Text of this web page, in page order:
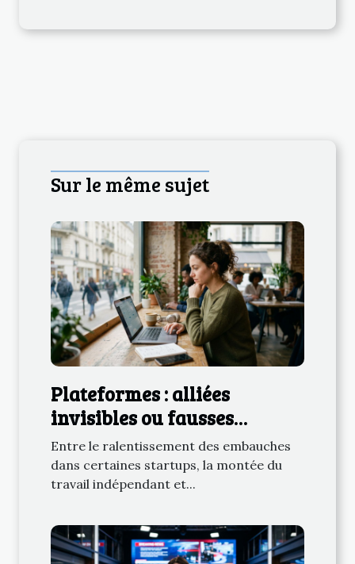
Sur le même sujet
Plateformes : alliées
invisibles ou fausses
promesses pour les
freelances tech ?
Entre le ralentissement des embauches
dans certaines startups, la montée du
travail indépendant et...